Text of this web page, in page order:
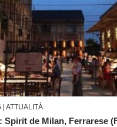
| ATTUALITÀ
Spirit de Milan, Ferrarese